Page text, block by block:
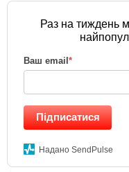
Раз на тиждень
Ваш email*
Підписатися
Надано SendPulse